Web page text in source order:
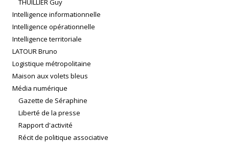
THUILLIER Guy
Intelligence informationnelle
Intelligence opérationnelle
Intelligence territoriale
LATOUR Bruno
Logistique métropolitaine
Maison aux volets bleus
Média numérique
Gazette de Séraphine
Liberté de la presse
Rapport d'activité
Récit de politique associative